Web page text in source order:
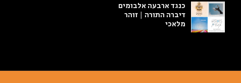
כנגד ארבעה אלבומים
דיברה התורה | זוהר
מלאכי